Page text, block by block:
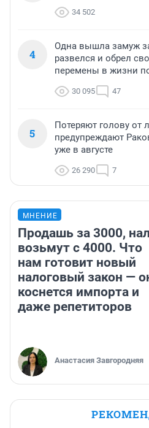
34 502
4
Одна вышла замуж
развелся и обрел
перемены в жизни
30 095 47
5
Потеряют голову от
предупреждают
уже в августе
26 290 7
МНЕНИЕ
Продашь за 3000,
возьмут с 4000. Что
нам готовит новый
налоговый закон —
коснется импорта и
даже репетиторов
Анастасия Завгородняя